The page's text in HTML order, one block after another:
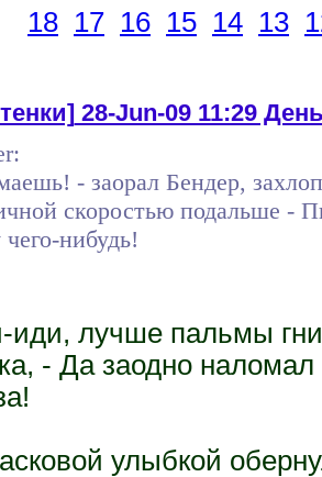
18 17 16 15 14 13
28-Jun-09 11:29
- заорал Бендер,
скоростью подальше -
чего-нибудь!
иди, лучше пальмы
- Да заодно наломал
улыбкой